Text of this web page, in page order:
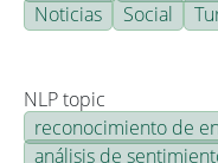
Noticias
Social
NLP topic
reconocimiento de
análisis de